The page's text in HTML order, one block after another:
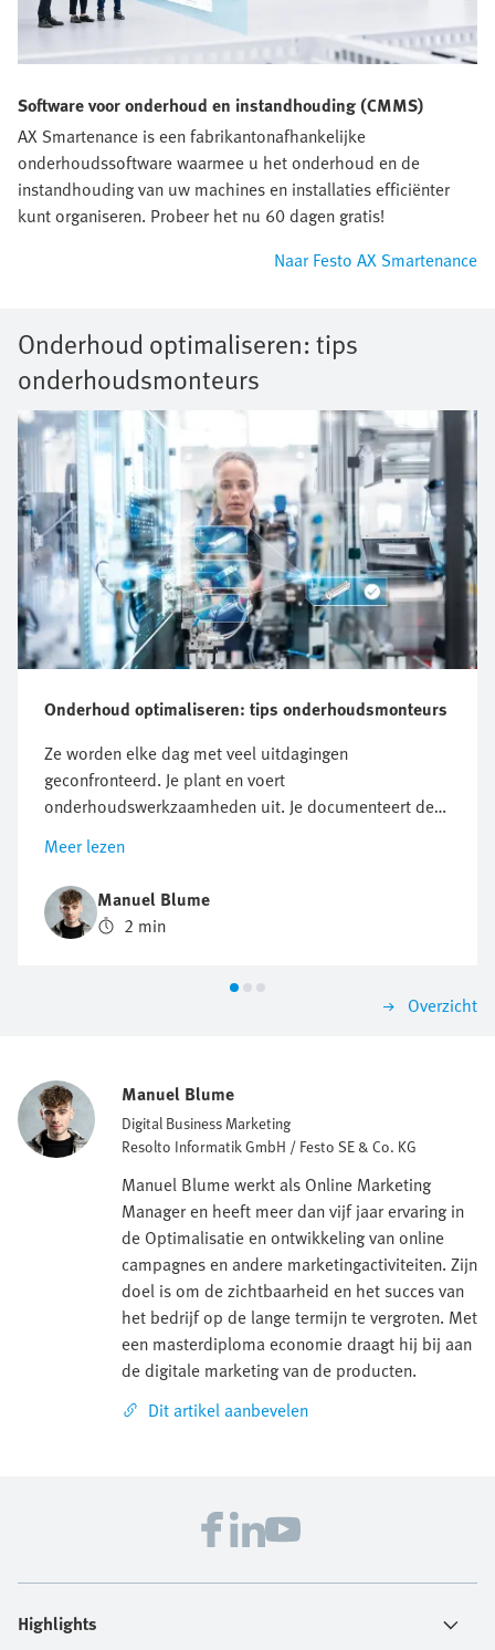
Software voor onderhoud en instandhouding (CMMS)
AX Smartenance is een fabrikantonafhankelijke
onderhoudssoftware waarmee u het onderhoud en de
instandhouding van uw machines en installaties efficiënter
kunt organiseren. Probeer het nu 60 dagen gratis!
Naar Festo AX Smartenance
Onderhoud optimaliseren: tips
onderhoudsmonteurs
Onderhoud optimaliseren: tips onderhoudsmonteurs
Ze worden elke dag met veel uitdagingen
geconfronteerd. Je plant en voert
onderhoudswerkzaamheden uit. Je documenteert deze
ook en herstelt fouten. De eisen zijn gevarieerd en
veeleisend. Vooral activiteiten die steeds herhaald
worden en het effectief benutten van eerdere
problemen zijn vaak knelpunten. Elke onnodige actie,
elk gemist stukje informatie leidt tot stilstand en
management. Het goede nieuws is dat dit beter kan -
Meer lezen
Manuel Blume
2 min
Overzicht
Manuel Blume
Digital Business Marketing
Resolto Informatik GmbH / Festo SE & Co. KG
Manuel Blume werkt als Online Marketing
Manager en heeft meer dan vijf jaar ervaring in
de Optimalisatie en ontwikkeling van online
campagnes en andere marketingactiviteiten. Zijn
doel is om de zichtbaarheid en het succes van
het bedrijf op de lange termijn te vergroten. Met
een masterdiploma economie draagt hij bij aan
de digitale marketing van de producten.
Dit artikel aanbevelen
Highlights